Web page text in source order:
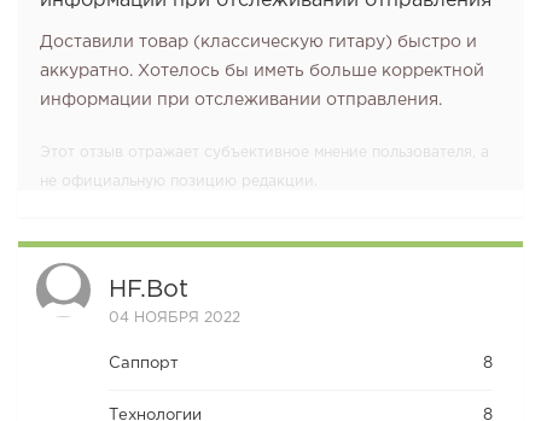
Доставили товар (классическую гитару) быстро и
аккуратно. Хотелось бы иметь больше корректной
информации при отслеживании отправления.
Этот отзыв отражает субъективное мнение пользователя, а
не официальную позицию редакции.
HF.bot
04 НОЯБРЯ 2022
Саппорт 8
Технологии 8